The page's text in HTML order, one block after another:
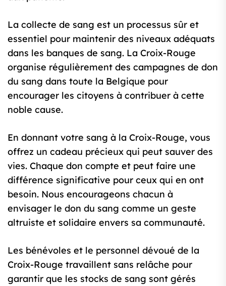
La collecte de sang est un processus sûr et
essentiel pour maintenir des niveaux adéquats
dans les banques de sang. La Croix-Rouge
organise régulièrement des campagnes de don
du sang dans toute la Belgique pour
encourager les citoyens à contribuer à cette
noble cause.
En donnant votre sang à la Croix-Rouge, vous
offrez un cadeau précieux qui peut sauver des
vies. Chaque don compte et peut faire une
différence significative pour ceux qui en ont
besoin. Nous encourageons chacun à
envisager le don du sang comme un geste
altruiste et solidaire envers sa communauté.
Les bénévoles et le personnel dévoué de la
Croix-Rouge travaillent sans relâche pour
garantir que les stocks de sang sont gérés